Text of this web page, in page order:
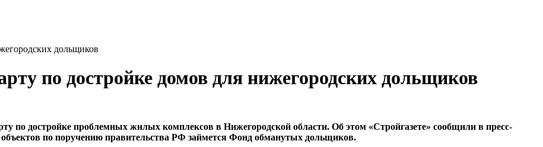
дольщиков
по достройке домов для нижегородских дольщиков
по достройке проблемных жилых комплексов в Нижегородской области. Об этом «Стройгазете» сообщили в пресс-
по поручению правительства РФ займется Фонд обманутых дольщиков.